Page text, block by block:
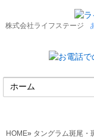
株式会社ライフステージ
HOME» タングラム斑尾・